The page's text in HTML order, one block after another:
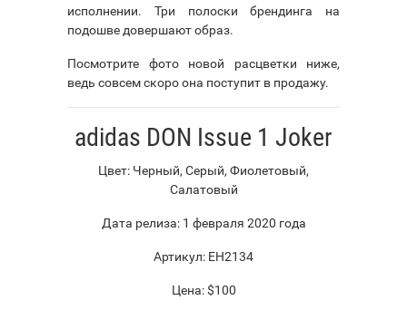
исполнении. Три полоски брендинга на
подошве довершают образ.
Посмотрите фото новой расцветки ниже,
ведь совсем скоро она поступит в продажу.
adidas DON Issue 1 Joker
Цвет: Черный, Серый, Фиолетовый,
Салатовый
Дата релиза: 1 февраля 2020 года
Артикул: EH2134
Цена: $100